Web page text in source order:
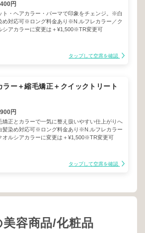
円
ト・ヘアカラー・パーマで印象をチェンジ。※白
め対応可※ロング料金あり※N.ルフレカラー／ク
シアカラーに変更は＋¥1,500※TR変更可
タップして空席を確認
ラー＋縮毛矯正＋クイックトリート
円
矯正とカラーで一気に整え扱いやすい仕上がりへ
髪染め対応可※ロング料金あり※N.ルフレカラー
オルシアカラーに変更は＋¥1,500※TR変更可
タップして空席を確認
容商品/化粧品